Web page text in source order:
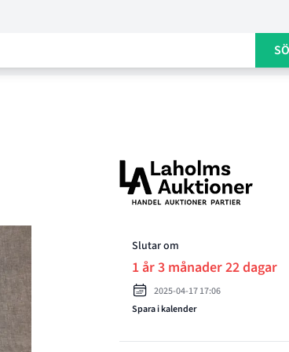
Slutar om
1 år 3 månader 22 dagar
2025-04-17 17:06
Spara i kalender